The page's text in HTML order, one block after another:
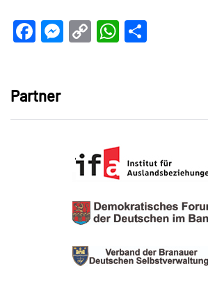
Facebook
Messenger
CopyWhatsApp
Partner